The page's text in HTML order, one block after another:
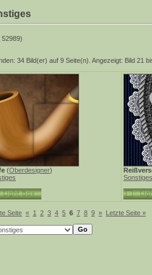
52989)
34 Bild(er) auf 9 Seite(n). Angezeigt: Bild 21
(Oberdesigner)
Sonstiges
Seite « 1 2 3 4 5 6 7 8 9 » Letzte Seite »